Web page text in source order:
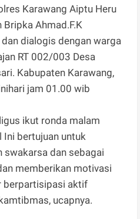
Karawang Aiptu Heru
Bripka Ahmad.F.K
dialogis dengan warga
RT 002/003 Desa
Kabupaten Karawang,
jam 01.00 wib
ikut ronda malam
Ini bertujuan untuk
swakarsa dan sebagai
memberikan motivasi
berpartisipasi aktif
ucapnya.